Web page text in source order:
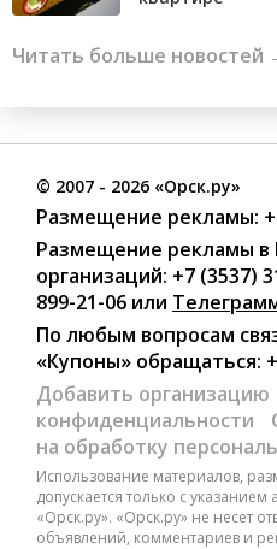
Читать больше новостей
© 2007 - 2026 «Орск.ру»
Размещение рекламы:
Размещение рекламы в
организаций: +7 (3537)
899-21-06 или
По любым вопросам
«Купоны» обращаться:
Добавить организацию
конфиденциальности
на обработку
Использование материалов,
допускается только с
«Орск.ру». «Орск.ру» не несет
объявлений, комментариев и